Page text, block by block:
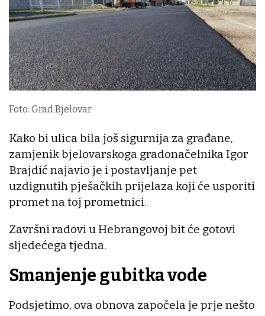
Foto: Grad Bjelovar
Kako bi ulica bila još sigurnija za građane,
zamjenik bjelovarskoga gradonačelnika Igor
Brajdić najavio je i postavljanje pet
uzdignutih pješačkih prijelaza koji će usporiti
promet na toj prometnici.
Završni radovi u Hebrangovoj bit će gotovi
sljedećega tjedna.
Smanjenje gubitka vode
Podsjetimo, ova obnova započela je prje nešto